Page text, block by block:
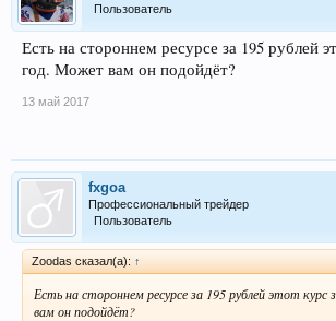
Пользователь
Есть на стороннем ресурсе за 195 рублей
год. Может вам он подойдёт?
13 май 2017
fxgoa
Профессиональный трейдер
Пользователь
Zoodas сказал(а): ↑
Есть на стороннем ресурсе за 195 рублей этот
вам он подойдёт?